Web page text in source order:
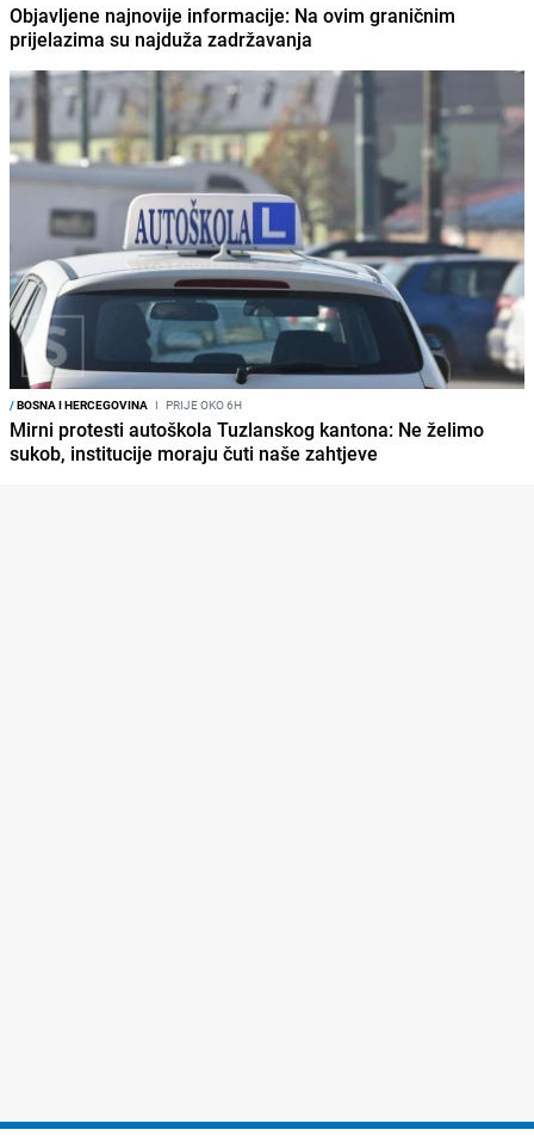
Objavljene najnovije informacije: Na ovim graničnim
prijelazima su najduža zadržavanja
/BOSNA I HERCEGOVINA I PRIJE OKO 6H
Mirni protesti autoškola Tuzlanskog kantona: Ne želimo
sukob, institucije moraju čuti naše zahtjeve